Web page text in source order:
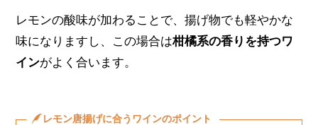
レモンの酸味が加わることで、揚げ物でも軽やかな
味になりますし、この場合は柑橘系の香りを持つワ
インがよく合います。
レモン唐揚げに合うワインのポイント